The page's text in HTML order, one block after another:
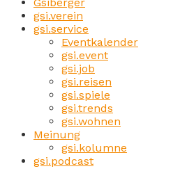
gsi.verein
gsi.service
Eventkalender
gsi.event
gsi.job
gsi.reisen
gsi.spiele
gsi.trends
gsi.wohnen
Meinung
gsi.kolumne
gsi.podcast